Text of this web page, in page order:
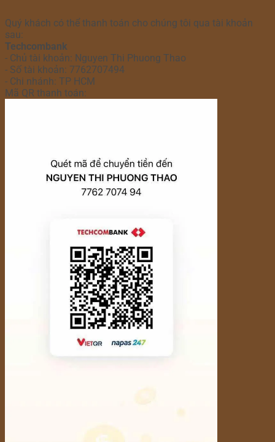
Quý khách có thể thanh toán cho chúng tôi qua tài khoản
sau:
Techcombank
- Chủ tài khoản: Nguyen Thi Phuong Thao
- Số tài khoản: 7762707494
- Chi nhánh: TP HCM
Mã QR thanh toán: